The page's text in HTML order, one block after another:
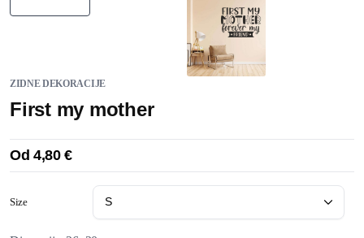
ZIDNE DEKORACIJE
First my mother
Od 4,80€
Size